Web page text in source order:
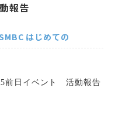
報告
はじめての